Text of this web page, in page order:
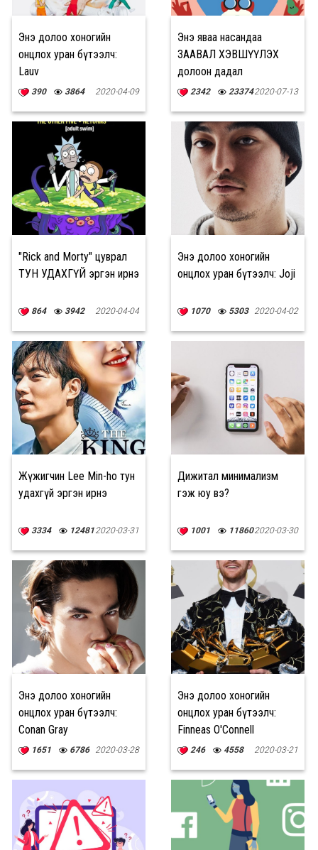
Энэ долоо хоногийн
онцлох уран бүтээлч:
Lauv
390 3864 2020-04-09
Энэ яваа насандаа
ЗААВАЛ ХЭВШҮҮЛЭХ
долоон дадал
2342 233742020-07-13
"Rick and Morty" цуврал
ТУН УДАХГҮЙ эргэн ирнэ
864 3942 2020-04-04
Энэ долоо хоногийн
онцлох уран бүтээлч: Joji
1070 5303 2020-04-02
Жүжигчин Lee Min-ho тун
удахгүй эргэн ирнэ
3334 124812020-03-31
Дижитал минимализм
гэж юу вэ?
1001 118602020-03-30
Энэ долоо хоногийн
онцлох уран бүтээлч:
Conan Gray
1651 6786 2020-03-28
Энэ долоо хоногийн
онцлох уран бүтээлч:
Finneas O'Connell
246 4558 2020-03-21